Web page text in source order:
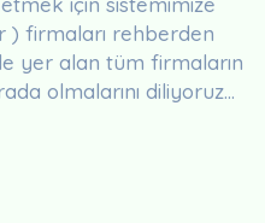
) firmaları rehberden
yer alan tüm firmaların
olmalarını diliyoruz...